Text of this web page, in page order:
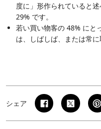
度に」形作られていると
29% です。
若い買い物客の 48% にと
は、しばしば、または常に
シェア